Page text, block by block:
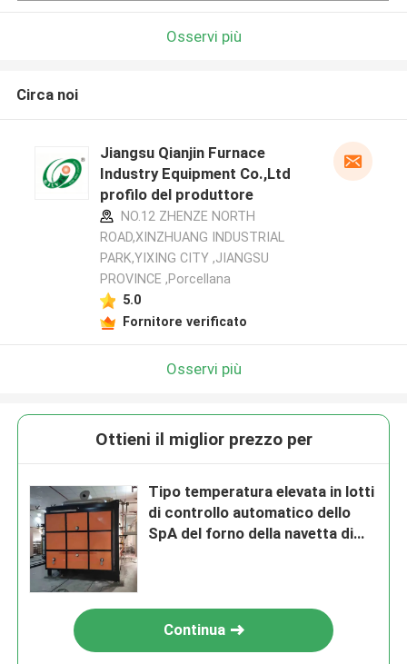
Osservi più
Circa noi
Jiangsu Qianjin Furnace
Industry Equipment Co.,Ltd
profilo del produttore
NO.12 ZHENZE NORTH
ROAD,XINZHUANG INDUSTRIAL
PARK,YIXING CITY ,JIANGSU
PROVINCE ,Porcellana
5.0
Fornitore verificato
Osservi più
Ottieni il miglior prezzo per
Tipo temperatura elevata in lotti
di controllo automatico dello
SpA del forno della navetta di
Continua